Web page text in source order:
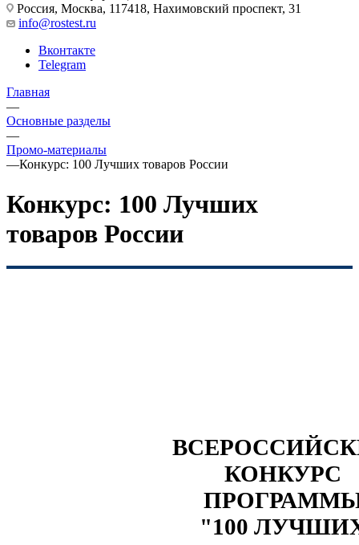
Россия, Москва, 117418, Нахимовский проспект, 31
info@rostest.ru
Вконтакте
Telegram
Главная
—
Основные разделы
—
Промо-материалы
—Конкурс: 100 Лучших товаров России
Конкурс: 100 Лучших
товаров России
КОНКУРС
"100